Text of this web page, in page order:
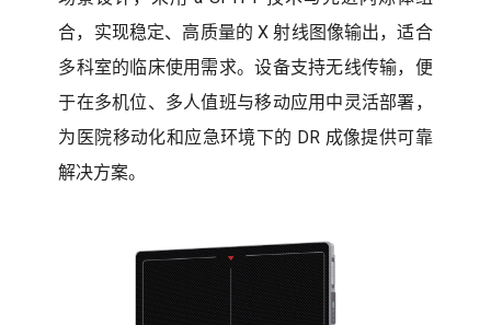
合，实现稳定、高质量的 X 射线图像输出，适合
多科室的临床使用需求。设备支持无线传输，便
于在多机位、多人值班与移动应用中灵活部署，
为医院移动化和应急环境下的 DR 成像提供可靠
解决方案。